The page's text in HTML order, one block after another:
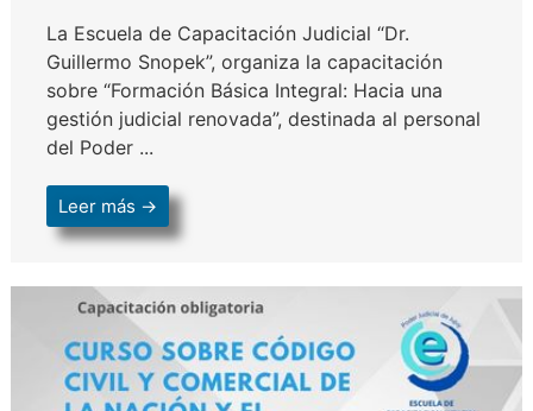
La Escuela de Capacitación Judicial “Dr.
Guillermo Snopek”, organiza la capacitación
sobre “Formación Básica Integral: Hacia una
gestión judicial renovada”, destinada al personal
del Poder ...
Leer más →